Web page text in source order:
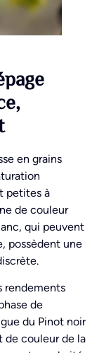
en grains
petites à
de couleur
qui peuvent
possèdent une
rendements
de
du Pinot noir
de couleur de la